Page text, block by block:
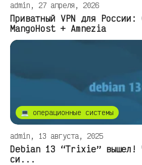
admin, 27 апреля, 2026
Приватный VPN для России:
MangoHost + Amnezia
💻 операционные системы
admin, 13 августа, 2025
Debian 13 “Trixie” вышел!
си...